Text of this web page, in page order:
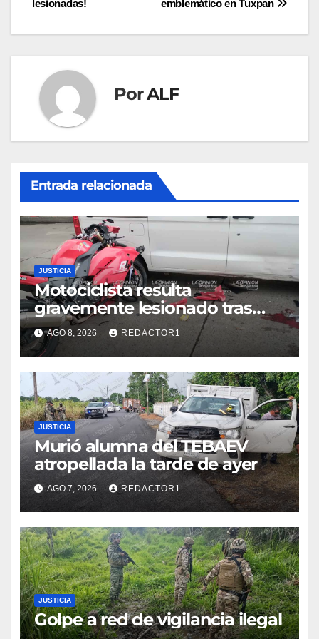
emblemático en Tuxpan
lesionadas!
PorALF
Entrada relacionada
JUSTICIA
Motociclista resulta
gravemente lesionado tras
choque en la colonia Ricardo
Flores Magón
AGO 8, 2026 REDACTOR1
JUSTICIA
Murió alumna del TEBAEV
atropellada la tarde de ayer
AGO 7, 2026 REDACTOR1
JUSTICIA
Golpe a red de vigilancia ilegal